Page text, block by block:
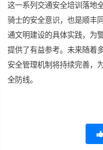
这一系列交通安全培训落地
骑士的安全意识，也是顺丰
通文明建设的具体实践，为
提供了有益参考。未来随着
安全管理机制将持续完善，
全防线。